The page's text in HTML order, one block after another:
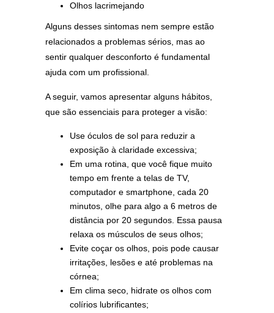
Olhos lacrimejando
Alguns desses sintomas nem sempre estão
relacionados a problemas sérios, mas ao
sentir qualquer desconforto é fundamental
ajuda com um profissional.
A seguir, vamos apresentar alguns hábitos,
que são essenciais para proteger a visão:
Use óculos de sol para reduzir a
exposição à claridade excessiva;
Em uma rotina, que você fique muito
tempo em frente a telas de TV,
computador e smartphone, cada 20
minutos, olhe para algo a 6 metros de
distância por 20 segundos. Essa pausa
relaxa os músculos de seus olhos;
Evite coçar os olhos, pois pode causar
irritações, lesões e até problemas na
córnea;
Em clima seco, hidrate os olhos com
colírios lubrificantes;